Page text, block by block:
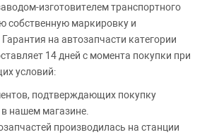
изготовителем транспортного
собственную маркировку и
на автозапчасти категории
14 дней с момента покупки при
условий:
подтверждающих покупку
нашем магазине.
производилась на станции